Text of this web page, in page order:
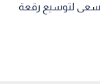
تسعى لتوسيع رقعة